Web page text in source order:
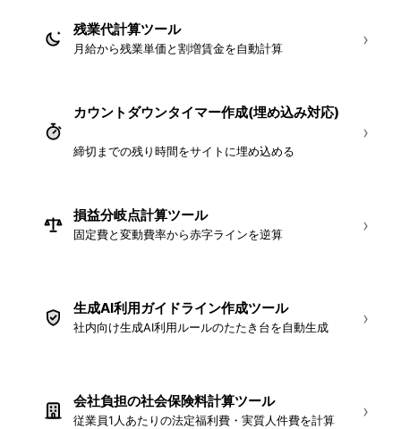
残業代計算ツール
月給から残業単価と割増賃金を自動計算 ›
カウントダウンタイマー作成(埋め込み対応)
締切までの残り時間をサイトに埋め込める
›
損益分岐点計算ツール
固定費と変動費率から赤字ラインを逆算 ›
生成AI利用ガイドライン作成ツール
社内向け生成AI利用ルールのたたき台を自動生成 ›
会社負担の社会保険料計算ツール
従業員1人あたりの法定福利費・実質人件費を計算 ›